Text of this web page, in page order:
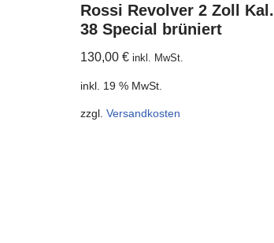
Rossi Revolver 2 Zoll Kal.
38 Special brüniert
130,00 € inkl. MwSt.
inkl. 19 % MwSt.
zzgl. Versandkosten